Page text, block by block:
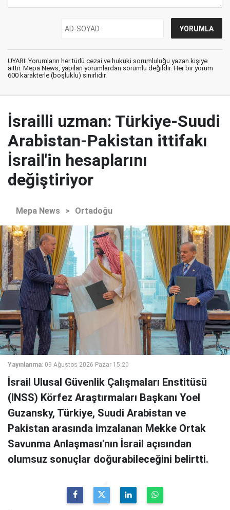
UYARI: Yorumların her türlü cezai ve hukuki sorumluluğu yazan kişiye
aittir. Mepa News, yapılan yorumlardan sorumlu değildir. Her bir yorum
600 karakterle (boşluklu) sınırlıdır.
İsrailli uzman: Türkiye-Suudi
Arabistan-Pakistan ittifakı
İsrail'in hesaplarını
değiştiriyor
Mepa News > Ortadoğu
Yayınlanma: 09 Ağustos 2026 Pazar 15:20
İsrail Ulusal Güvenlik Çalışmaları Enstitüsü
(INSS) Körfez Araştırmaları Başkanı Yoel
Guzansky, Türkiye, Suudi Arabistan ve
Pakistan arasında imzalanan Mekke Ortak
Savunma Anlaşması'nın İsrail açısından
olumsuz sonuçlar doğurabileceğini belirtti.